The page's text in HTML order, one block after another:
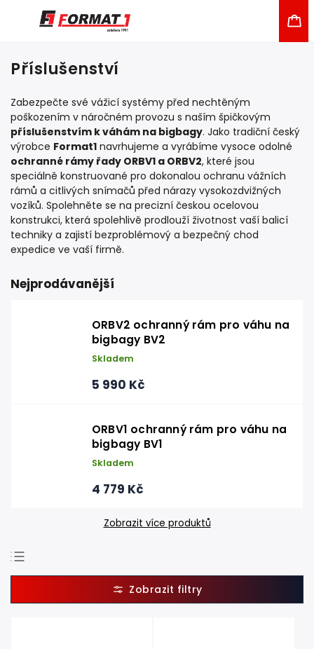
Příslušenství
Zabezpečte své vážicí systémy před nechtěným
poškozením v náročném provozu s naším špičkovým
příslušenstvím k váhám na bigbagy. Jako tradiční český
výrobce Format1 navrhujeme a vyrábíme vysoce odolné
ochranné rámy řady ORBV1 a ORBV2, které jsou
speciálně konstruované pro dokonalou ochranu vážních
rámů a citlivých snímačů před nárazy vysokozdvižných
vozíků. Spolehněte se na precizní českou ocelovou
konstrukci, která spolehlivě prodlouží životnost vaší balicí
techniky a zajistí bezproblémový a bezpečný chod
expedice ve vaší firmě.
Nejprodávanější
ORBV2 ochranný rám pro váhu na
bigbagy BV2
Skladem
5 990 Kč
ORBV1 ochranný rám pro váhu na
bigbagy BV1
Skladem
4 779 Kč
Zobrazit více produktů
Doporučujeme
Nejlevnější